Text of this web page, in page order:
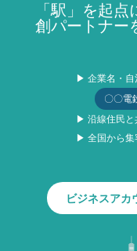
「駅」を起
創パートナー
▶ 企業名・自
〇〇電
▶ 沿線住民と
▶ 全国から集
ビジネスアカ